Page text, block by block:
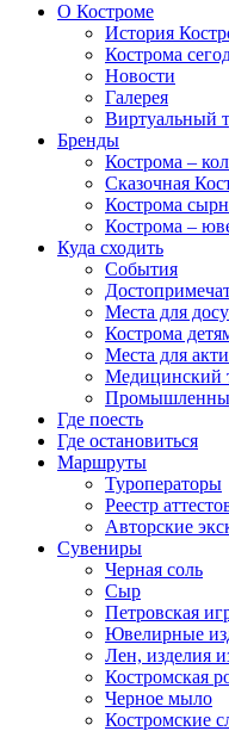
О Костроме
История
Кострома
Новости
Галерея
Виртуальный
Бренды
Кострома –
Сказочная
Кострома
Кострома –
Куда сходить
События
Места для
Кострома
Места для
Медицинский
Где поесть
Где остановиться
Маршруты
Туроператоры
Реестр
Авторские
Сувениры
Черная соль
Сыр
Петровская
Ювелирные
Лен, изделия
Костромская
Черное мыло
Костромские